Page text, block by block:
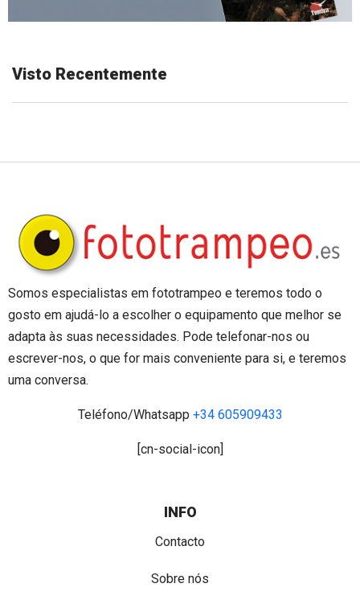
Visto Recentemente
Somos especialistas em fototrampeo e teremos todo o
gosto em ajudá-lo a escolher o equipamento que melhor se
adapta às suas necessidades. Pode telefonar-nos ou
escrever-nos, o que for mais conveniente para si, e teremos
uma conversa.
Teléfono/Whatsapp +34 605909433
[cn-social-icon]
INFO
Contacto
Sobre nós